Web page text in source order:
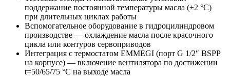
поддержание постоянной температуры масла (±2 °C)
при длительных циклах работы
Вспомогательное оборудование в гидроцилиндровом
производстве — охлаждение масла после красочного
цикла или контуров сервоприводов
Интеграция с термостатом EMMEGI (порт G 1/2″ BSPP
на корпусе) — включение вентилятора по достижении
t=50/65/75 °C на выходе масла